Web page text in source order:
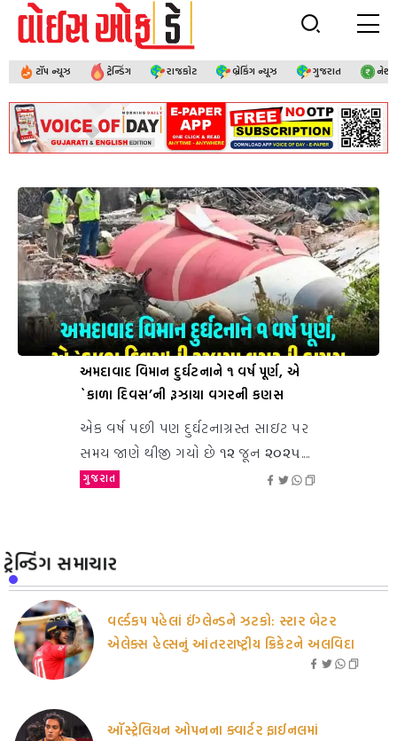
ટૉપ ન્યૂઝ ટ્રેન્ડિંગ રાજકોટ બ્રેકિંગ ન્યૂઝ ગુજરાત
અમદાવાદ વિમાન દુર્ઘટનાને ૧ વર્ષ પૂર્ણ, એ
`કાળા દિવસ’ની રૂઝાયા વગરની કણસ
એક વર્ષ પછી પણ દુર્ઘટનાગ્રસ્ત સાઇટ પર
સમય જાણે થીજી ગયો છે ૧૨ જૂન ૨૦૨૫....
ગુજરાત
ટ્રેન્ડિંગ સમાચાર
વર્લ્ડકપ પહેલાં ઈંગ્લેન્ડને ઝટકો: સ્ટાર બેટર
એલેક્સ હેલ્સનું આંતરરાષ્ટ્રીય ક્રિકેટને અલવિદા
ઑસ્ટ્રેલિયન ઓપનના ક્વાર્ટર ફાઈનલમાં